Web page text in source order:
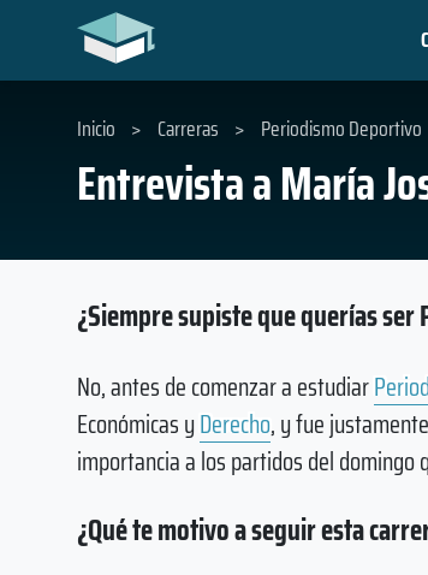
Entrevista a María
Inicio > Carreras > Periodismo Deportivo
¿Siempre supiste que querías
No, antes de comenzar a estudiar
Económicas yDerecho, y fue
importancia a los partidos del domingo
¿Qué te motivo a seguir esta